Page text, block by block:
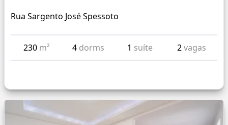
Rua Sargento José Spessoto
230 m² 4 dorms 1 suíte 2vagas